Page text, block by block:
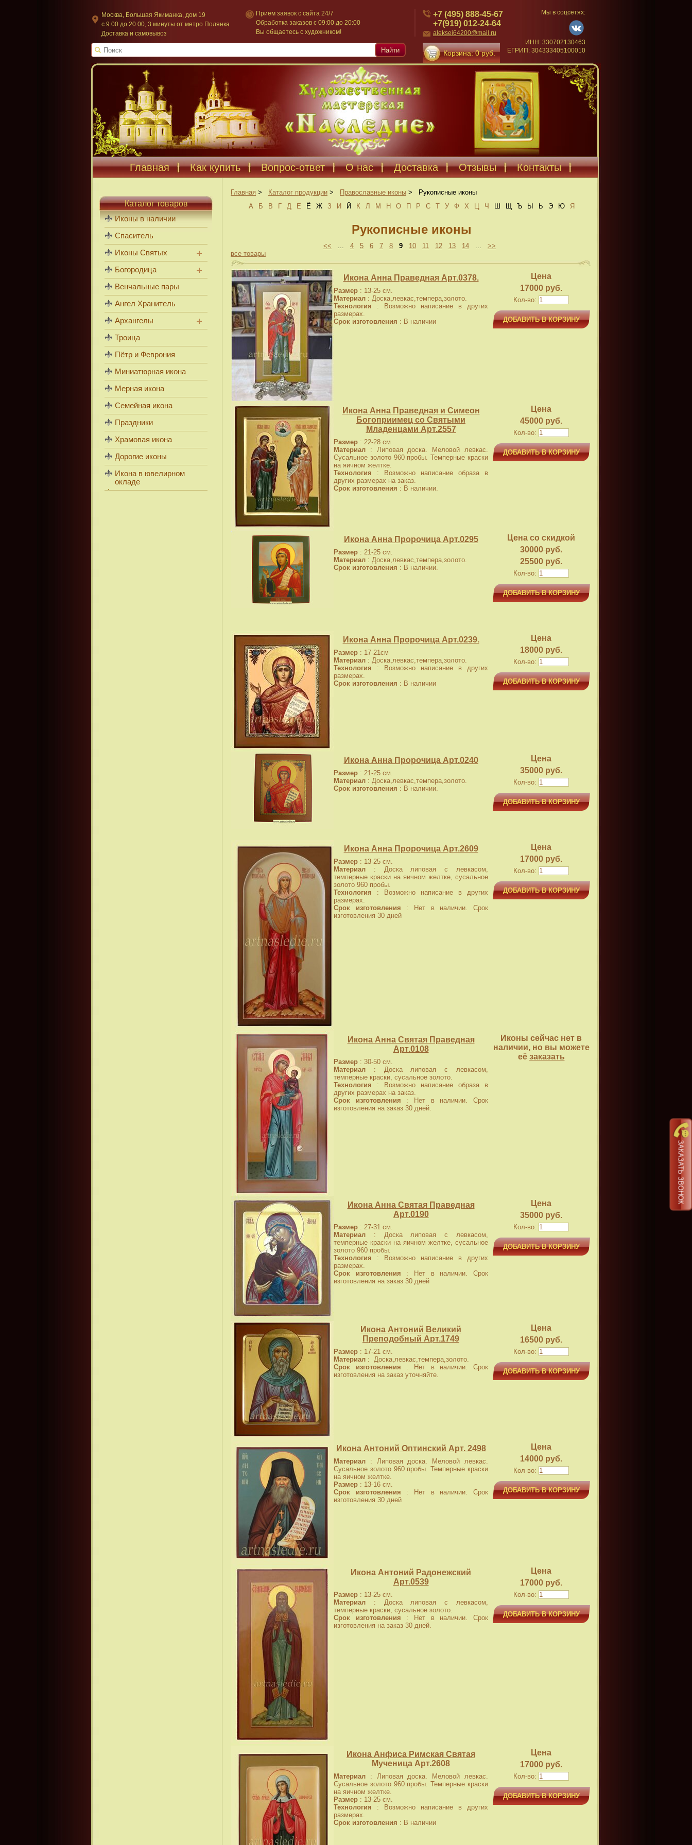
Москва, Большая Якиманка, дом 19
c 9.00 до 20.00, 3 минуты от метро Полянка
Доставка и самовывоз
Прием заявок с сайта 24/7
Обработка заказов с 09:00 до 20:00
Вы общаетесь с художником!
+7 (495) 888-45-67
+7(919) 012-24-64
aleksei64200@mail.ru
Корзина: 0 руб.
Мы в соцсетях:
ИНН: 330702130463
ЕГРИП: 304333405100010
Найти
Главная Как купить Вопрос-ответ О нас Доставка Отзывы Контакты
Главная > Каталог продукции > Православные иконы >
Рукописные иконы
А
Б В Г Д Е Ё Ж З И Й К Л М Н О П Р С Т У Ф Х Ц Ч Ш Щ Ъ Ы Ь Э Ю Я
Рукописные иконы
<< ... 4 5 6 7 8 9 10 11 12 13 14 ... >>
все товары
Икона Анна Праведная Арт.0378.
Размер : 13-25 см.
Материал : Доска,левкас,темпера,золото.
Технология : Возможно написание в других
размерах.
Срок изготовления : В наличии
Цена
17000 руб.
Кол-во:
ДОБАВИТЬ В КОРЗИНУ
Икона Анна Праведная и Симеон
Богоприимец со Святыми
Младенцами Арт.2557
Размер : 22-28 см
Материал : Липовая доска. Меловой левкас.
Сусальное золото 960 пробы. Темперные краски
на яичном желтке.
Технология : Возможно написание образа в
других размерах на заказ.
Срок изготовления : В наличии.
Цена
45000 руб.
Кол-во:
ДОБАВИТЬ В КОРЗИНУ
Икона Анна Пророчица Арт.0295
Размер : 21-25 см.
Материал : Доска,левкас,темпера,золото.
Срок изготовления : В наличии.
Цена со скидкой
30000 руб.
25500 руб.
Кол-во:
ДОБАВИТЬ В КОРЗИНУ
Икона Анна Пророчица Арт.0239.
Размер : 17-21см
Материал : Доска,левкас,темпера,золото.
Технология : Возможно написание в других
размерах.
Срок изготовления : В наличии
Цена
18000 руб.
Кол-во:
ДОБАВИТЬ В КОРЗИНУ
Икона Анна Пророчица Арт.0240
Размер : 21-25 см.
Материал : Доска,левкас,темпера,золото.
Срок изготовления : В наличии.
Цена
35000 руб.
Кол-во:
ДОБАВИТЬ В КОРЗИНУ
Икона Анна Пророчица Арт.2609
Размер : 13-25 см.
Материал : Доска липовая с левкасом,
темперные краски на яичном желтке, сусальное
золото 960 пробы.
Технология : Возможно написание в других
размерах.
Срок изготовления : Нет в наличии. Срок
изготовления 30 дней
Цена
17000 руб.
Кол-во:
ДОБАВИТЬ В КОРЗИНУ
Икона Анна Святая Праведная
Арт.0108
Размер : 30-50 см.
Материал : Доска липовая с левкасом,
темперные краски, сусальное золото.
Технология : Возможно написание образа в
других размерах на заказ.
Срок изготовления : Нет в наличии. Срок
изготовления на заказ 30 дней.
Иконы сейчас нет в
наличии, но вы можете
её заказать
Икона Анна Святая Праведная
Арт.0190
Размер : 27-31 см.
Материал : Доска липовая с левкасом,
темперные краски на яичном желтке, сусальное
золото 960 пробы.
Технология : Возможно написание в других
размерах.
Срок изготовления : Нет в наличии. Срок
изготовления на заказ 30 дней
Цена
35000 руб.
Кол-во:
ДОБАВИТЬ В КОРЗИНУ
Икона Антоний Великий
Преподобный Арт.1749
Размер : 17-21 см.
Материал : Доска,левкас,темпера,золото.
Срок изготовления : Нет в наличии. Срок
изготовления на заказ уточняйте.
Цена
16500 руб.
Кол-во:
ДОБАВИТЬ В КОРЗИНУ
Икона Антоний Оптинский Арт. 2498
Материал : Липовая доска. Меловой левкас.
Сусальное золото 960 пробы. Темперные краски
на яичном желтке.
Размер : 13-16 см.
Срок изготовления : Нет в наличии. Срок
изготовления 30 дней
Цена
14000 руб.
Кол-во:
ДОБАВИТЬ В КОРЗИНУ
Икона Антоний Радонежский
Арт.0539
Размер : 13-25 см.
Материал : Доска липовая с левкасом,
темперные краски, сусальное золото.
Срок изготовления : Нет в наличии. Срок
изготовления на заказ 30 дней.
Цена
17000 руб.
Кол-во:
ДОБАВИТЬ В КОРЗИНУ
Икона Анфиса Римская Святая
Мученица Арт.2608
Материал : Липовая доска. Меловой левкас.
Сусальное золото 960 пробы. Темперные краски
на яичном желтке.
Размер : 13-25 см.
Технология : Возможно написание в других
размерах.
Срок изготовления : В наличии
Цена
17000 руб.
Кол-во:
ДОБАВИТЬ В КОРЗИНУ
Каталог товаров
Иконы в наличии
Спаситель
Иконы Святых
Богородица
Венчальные пары
Ангел Хранитель
Архангелы
Троица
Пётр и Феврония
Миниатюрная икона
Мерная икона
Семейная икона
Праздники
Храмовая икона
Дорогие иконы
Икона в ювелирном
окладе
ЗАКАЗАТЬ ЗВОНОК